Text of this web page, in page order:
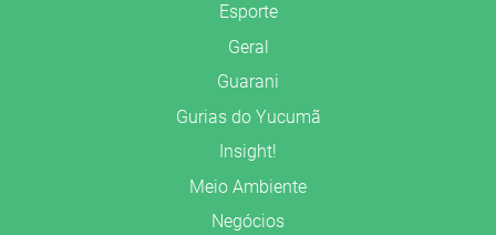
Esporte
Geral
Guarani
Gurias do Yucumã
Insight!
Meio Ambiente
Negócios